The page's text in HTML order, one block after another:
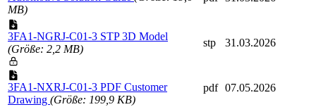
MB)
3FA1-NGRJ-C01-3 STP 3D Model
(Größe: 2,2 MB)
stp 31.03.2026
3FA1-NXRJ-C01-3 PDF Customer
Drawing (Größe: 199,9 KB)
pdf 07.05.2026